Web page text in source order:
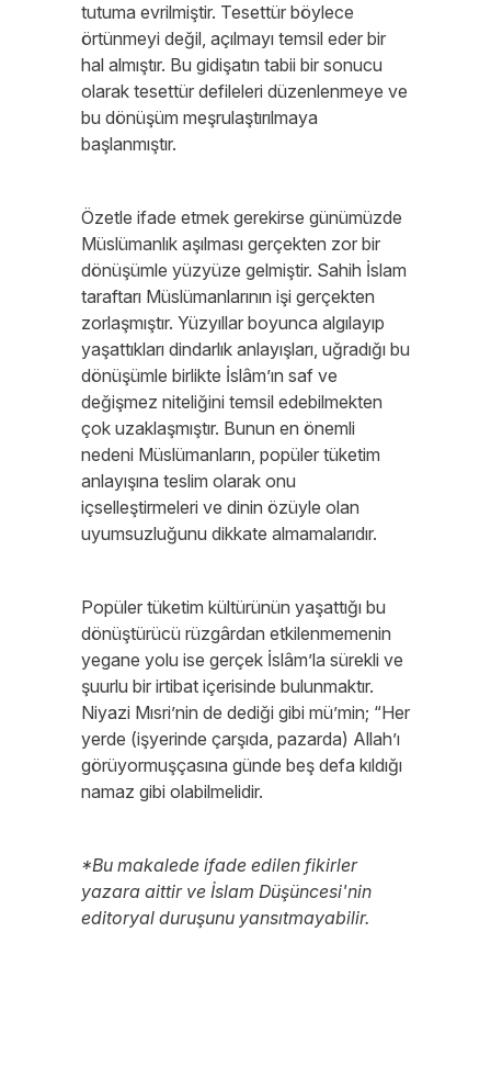
tutuma evrilmiştir. Tesettür böylece
örtünmeyi değil, açılmayı temsil eder bir
hal almıştır. Bu gidişatın tabii bir sonucu
olarak tesettür defileleri düzenlenmeye ve
bu dönüşüm meşrulaştırılmaya
başlanmıştır.
Özetle ifade etmek gerekirse günümüzde
Müslümanlık aşılması gerçekten zor bir
dönüşümle yüzyüze gelmiştir. Sahih İslam
taraftarı Müslümanlarının işi gerçekten
zorlaşmıştır. Yüzyıllar boyunca algılayıp
yaşattıkları dindarlık anlayışları, uğradığı bu
dönüşümle birlikte İslâm’ın saf ve
değişmez niteliğini temsil edebilmekten
çok uzaklaşmıştır. Bunun en önemli
nedeni Müslümanların, popüler tüketim
anlayışına teslim olarak onu
içselleştirmeleri ve dinin özüyle olan
uyumsuzluğunu dikkate almamalarıdır.
Popüler tüketim kültürünün yaşattığı bu
dönüştürücü rüzgârdan etkilenmemenin
yegane yolu ise gerçek İslâm’la sürekli ve
şuurlu bir irtibat içerisinde bulunmaktır.
Niyazi Mısri’nin de dediği gibi mü’min; “Her
yerde (işyerinde çarşıda, pazarda) Allah’ı
görüyormuşçasına günde beş defa kıldığı
namaz gibi olabilmelidir.
*Bu makalede ifade edilen fikirler
yazara aittir ve İslam Düşüncesi'nin
editoryal duruşunu yansıtmayabilir.